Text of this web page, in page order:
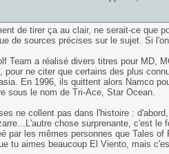
de tirer ça au clair, ne serait-ce que
de sources précises sur le sujet. Si
Team a réalisé divers titres pour MD,
pour ne citer que certains des plus
En 1996, ils quittent alors Namco
sous le nom de Tri-Ace, Star Ocean.
ne collent pas dans l'histoire :
chose surprenante, c'est
par les mêmes personnes que Tales
tu aimes beaucoup El Viento, mais